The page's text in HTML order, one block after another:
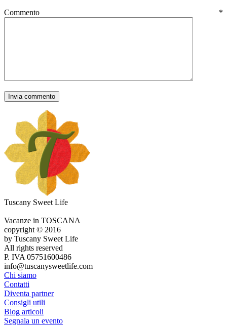
Commento *
Tuscany Sweet Life
Vacanze in TOSCANA
copyright © 2016
by Tuscany Sweet Life
All rights reserved
P. IVA 05751600486
info@tuscanysweetlife.com
Chi siamo
Contatti
Diventa partner
Consigli utili
Blog articoli
Segnala un evento